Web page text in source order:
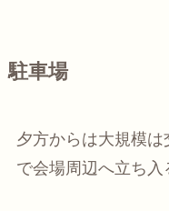
駐車場
夕方からは大規模
で会場周辺へ立ち入